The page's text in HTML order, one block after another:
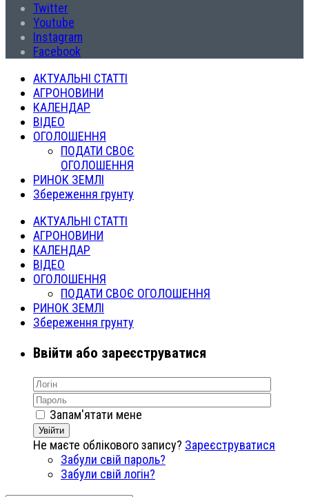
Twitter
Youtube
Instagram
Facebook
АКТУАЛЬНІ СТАТТІ
АГРОНОВИНИ
КАЛЕНДАР
ВІДЕО
ОГОЛОШЕННЯ
ПОДАТИ СВОЄ
ОГОЛОШЕННЯ
РИНОК ЗЕМЛІ
Збереження грунту
АКТУАЛЬНІ СТАТТІ
АГРОНОВИНИ
КАЛЕНДАР
ВІДЕО
ОГОЛОШЕННЯ
ПОДАТИ СВОЄ ОГОЛОШЕННЯ
РИНОК ЗЕМЛІ
Збереження грунту
Ввійти або зареєструватися
Запам'ятати мене
Увійти
Не маєте облікового запису? Зареєструватися
Забули свій пароль?
Забули свій логін?